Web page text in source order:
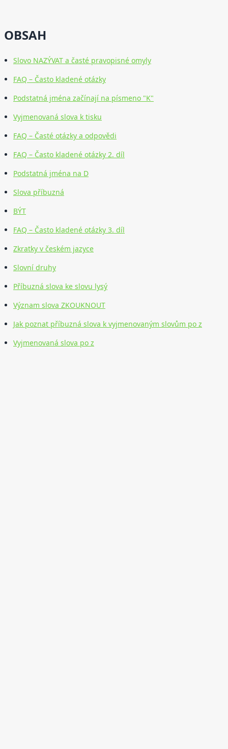
OBSAH
Slovo NAZÝVAT a časté pravopisné omyly
FAQ – Často kladené otázky
Podstatná jména začínají na písmeno "K"
Vyjmenovaná slova k tisku
FAQ – Časté otázky a odpovědi
FAQ – Často kladené otázky 2. díl
Podstatná jména na D
Slova příbuzná
BÝT
FAQ – Často kladené otázky 3. díl
Zkratky v českém jazyce
Slovní druhy
Příbuzná slova ke slovu lysý
Význam slova ZKOUKNOUT
Jak poznat příbuzná slova k vyjmenovaným slovům po z
Vyjmenovaná slova po z